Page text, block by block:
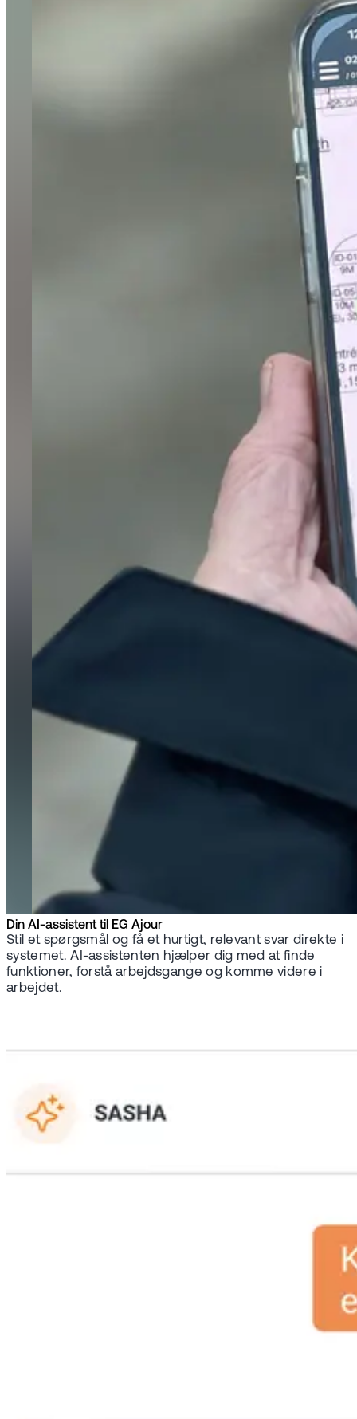
Din AI-assistent til EG Ajour
Stil et spørgsmål og få et hurtigt, relevant svar direkte i
systemet. AI-assistenten hjælper dig med at finde
funktioner, forstå arbejdsgange og komme videre i
arbejdet.